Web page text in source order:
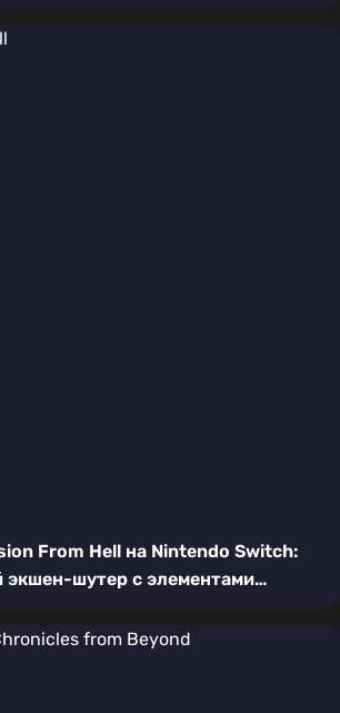
From Hell на Nintendo Switch:
шутер с элементами